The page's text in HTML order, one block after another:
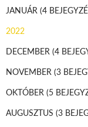
JANUÁR (4
2022
DECEMBER (4
NOVEMBER (3
OKTÓBER (5
AUGUSZTUS (3